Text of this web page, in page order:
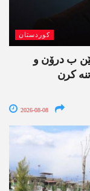
کوردستان
ب درۆن و
کرن
2026-08-08